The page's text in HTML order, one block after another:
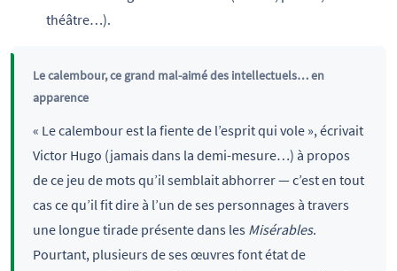
théâtre…).
Le calembour, ce grand mal-aimé des intellectuels… en
apparence
« Le calembour est la fiente de l’esprit qui vole », écrivait
Victor Hugo (jamais dans la demi-mesure…) à propos
de ce jeu de mots qu’il semblait abhorrer — c’est en tout
cas ce qu’il fit dire à l’un de ses personnages à travers
une longue tirade présente dans les Misérables.
Pourtant, plusieurs de ses œuvres font état de